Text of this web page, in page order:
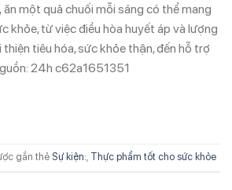
ăn một quả chuối mỗi sáng có thể mang
khỏe, từ việc điều hòa huyết áp và lượng
tiêu hóa, sức khỏe thận, đến hỗ trợ
24h c62a1651351
gắn thẻ Sự kiện: Thực phẩm tốt cho sức khỏe